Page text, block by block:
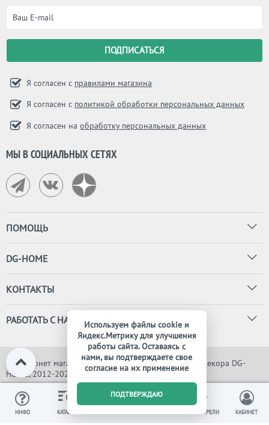
Я согласен с правилами магазина
Я согласен с политикой обработки персональных данных
Я согласен на обработку персональных данных
МЫ В СОЦИАЛЬНЫХ СЕТЯХ
ПОМОЩЬ
DG-HOME
КОНТАКТЫ
РАБОТАТЬ С НАМИ
© Интернет магазин дизайнерской мебели, света и декора DG-
HOME, 2012-2026. Все права защищены
ИНФО КАТАЛОГ
0
ВЫ СМОТРЕЛИ КАБИНЕТ
Используем файлы cookie и
Яндекс.Метрику для улучшения
работы сайта. Оставаясь с
нами, вы подтверждаете свое
согласие на их применение
ПОДТВЕРЖДАЮ